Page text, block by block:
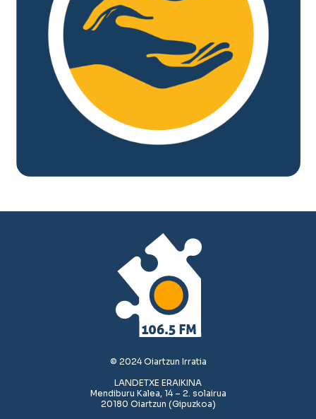
© 2024 Oiartzun Irratia
LANDETXE ERAIKINA
Mendiburu Kalea, 14 – 2. solairua
20180 Oiartzun (Gipuzkoa)